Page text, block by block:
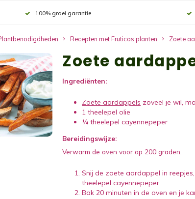
100% groei garantie
Recepten met Fruticos planten Zoete
Zoete
Ingrediënten:
Zoete aardappels zoveel je wil,
1 theelepel olie
¼ theelepel cayennepeper
Bereidingswijze:
Verwarm de oven voor op 200 graden.
Snij de zoete aardappel in
theelepel cayennepeper.
Bak 20 minuten in de oven en je